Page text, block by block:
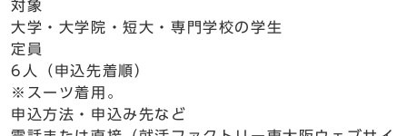
対象
大学・大学院・短大・専門学校の学生
定員
6人（申込先着順）
※スーツ着用。
申込方法・申込み先など